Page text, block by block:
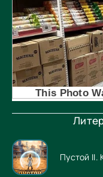
Пустой II.